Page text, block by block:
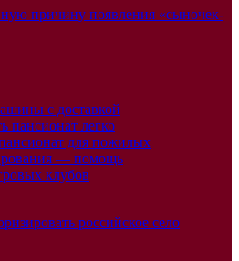
причину появления «сыночек-
с доставкой
пансионат легко
для пожилых
— помощь
клубов
российское село